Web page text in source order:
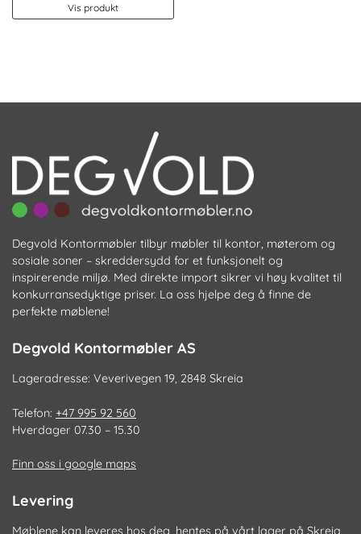
Vis produkt
Degvold Kontormøbler tilbyr møbler til kontor, møterom og
sosiale soner – skreddersydd for et funksjonelt og
inspirerende miljø. Med direkte import sikrer vi høy kvalitet til
konkurransedyktige priser. La oss hjelpe deg å finne de
perfekte møblene!
Degvold Kontormøbler AS
Lageradresse: Veverivegen 19, 2848 Skreia
Telefon: +47 995 92 560
Hverdager 07.30 – 15.30
Finn oss i google maps
Levering
Møblene kan leveres hos deg, hentes på vårt lager på Skreia